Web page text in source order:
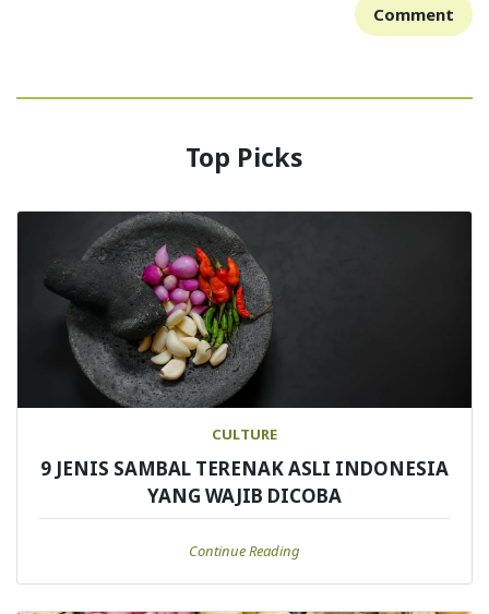
Comment
Top Picks
CULTURE
9 JENIS SAMBAL TERENAK ASLI INDONESIA
YANG WAJIB DICOBA
Continue Reading